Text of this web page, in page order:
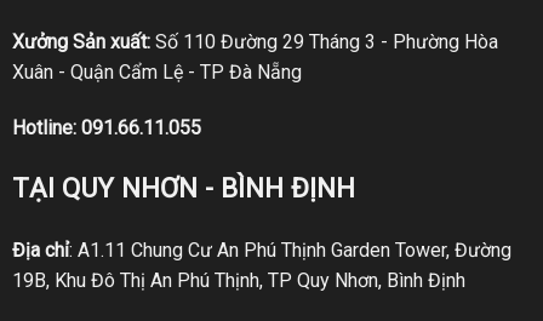
Xưởng Sản xuất:Số 110 Đường 29 Tháng 3 - Phường Hòa
Xuân - Quận Cẩm Lệ - TP Đà Nẵng
Hotline: 091.66.11.055
TẠI QUY NHƠN - BÌNH ĐỊNH
Địa chỉ: A1.11 Chung Cư An Phú Thịnh Garden Tower, Đường
19B, Khu Đô Thị An Phú Thịnh, TP Quy Nhơn, Bình Định